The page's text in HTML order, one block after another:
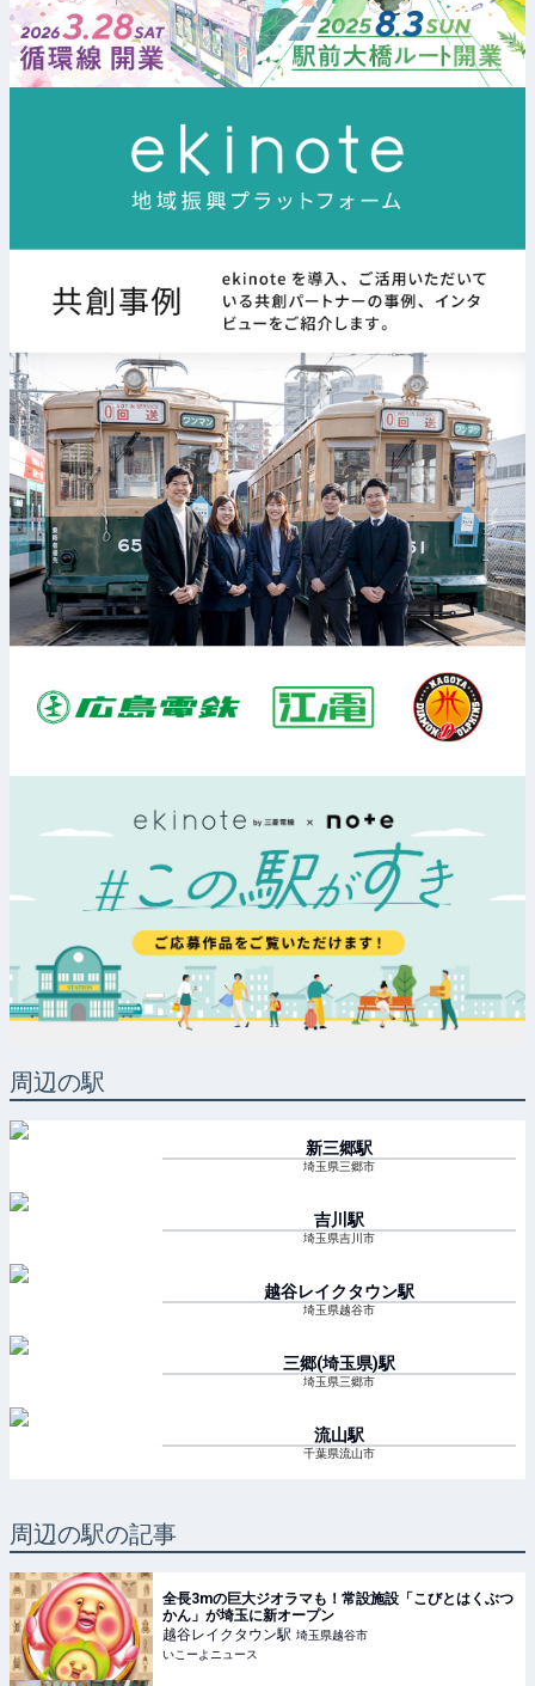
周辺の駅
新三郷駅
埼玉県三郷市
吉川 駅
埼玉県吉川市
越谷レイクタウン駅
埼玉県越谷市
三郷(埼玉県)駅
埼玉県三郷市
流山駅
千葉県流山市
周辺の駅の記事
全長3mの巨大ジオラマも！常設施設「こびとはくぶつ
かん」が埼玉に新オープン
越谷レイクタウン駅 埼玉県越谷市
いこーよニュース